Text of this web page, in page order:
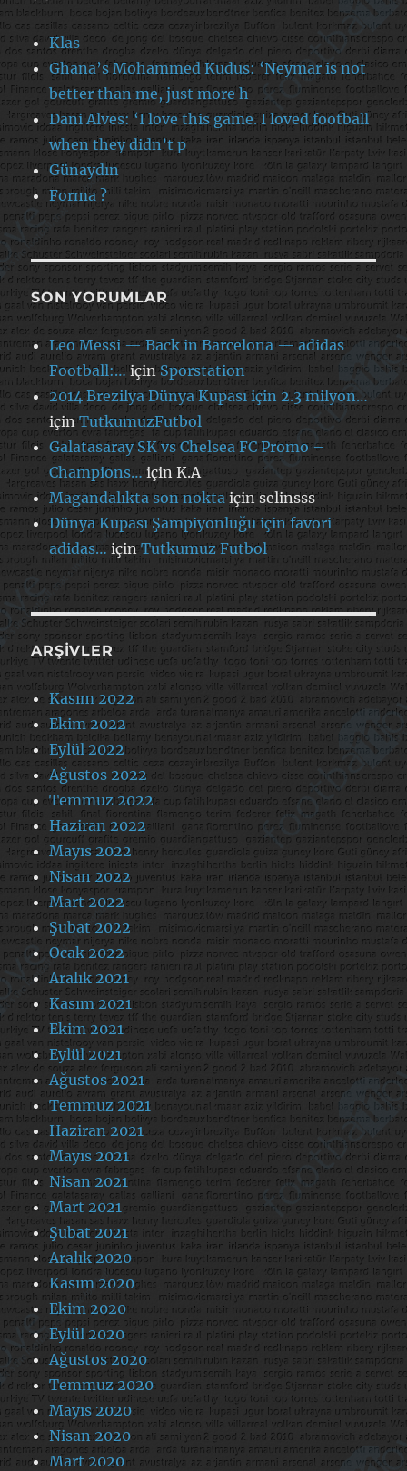
Klas
Ghana’s Mohammed Kudus: ‘Neymar is not
better than me, just more h
Dani Alves: ‘I love this game. I loved football
when they didn’t p
Günaydın
Forma ?
SON YORUMLAR
Leo Messi — Back in Barcelona — adidas
Football:…içinSporstation
2014 Brezilya Dünya Kupası için 2.3 milyon…
içinTutkumuzFutbol
Galatasaray SK vs Chelsea FC Promo –
Champions…içinK.A
Magandalıkta son noktaiçinselinsss
Dünya Kupası Şampiyonluğu için favori
adidas…içinTutkumuz Futbol
ARŞIVLER
Kasım 2022
Ekim 2022
Eylül 2022
Ağustos 2022
Temmuz 2022
Haziran 2022
Mayıs 2022
Nisan 2022
Mart 2022
Şubat 2022
Ocak 2022
Aralık 2021
Kasım 2021
Ekim 2021
Eylül 2021
Ağustos 2021
Temmuz 2021
Haziran 2021
Mayıs 2021
Nisan 2021
Mart 2021
Şubat 2021
Aralık 2020
Kasım 2020
Ekim 2020
Eylül 2020
Ağustos 2020
Temmuz 2020
Mayıs 2020
Nisan 2020
Mart 2020